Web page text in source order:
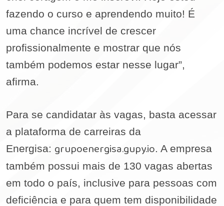
fazendo o curso e aprendendo muito! É
uma chance incrível de crescer
profissionalmente e mostrar que nós
também podemos estar nesse lugar”,
afirma.
Para se candidatar às vagas, basta acessar
a plataforma de carreiras da
Energisa: grupoenergisa.gupy.io. A empresa
também possui mais de 130 vagas abertas
em todo o país, inclusive para pessoas com
deficiência e para quem tem disponibilidade